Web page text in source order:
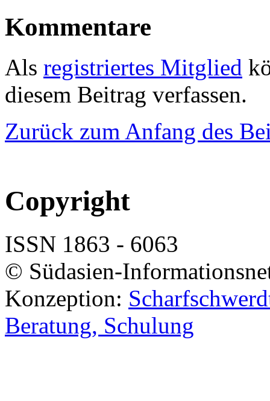
Kommentare
Als registriertes Mitglied
diesem Beitrag verfassen.
Zurück zum Anfang des
Copyright
ISSN 1863 - 6063
© Südasien-
Konzeption:
Beratung, Schulung